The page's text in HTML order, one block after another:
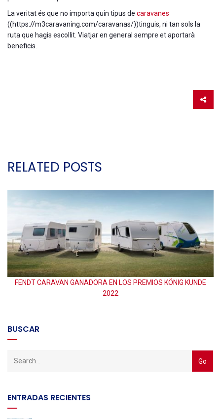
La veritat és que no importa quin tipus de caravanes
((https://m3caravaning.com/caravanas/))tinguis, ni tan sols la
ruta que hagis escollit. Viatjar en general sempre et aportarà
beneficis.
RELATED POSTS
FENDT CARAVAN GANADORA EN LOS PREMIOS KÖNIG KUNDE
2022
BUSCAR
ENTRADAS RECIENTES